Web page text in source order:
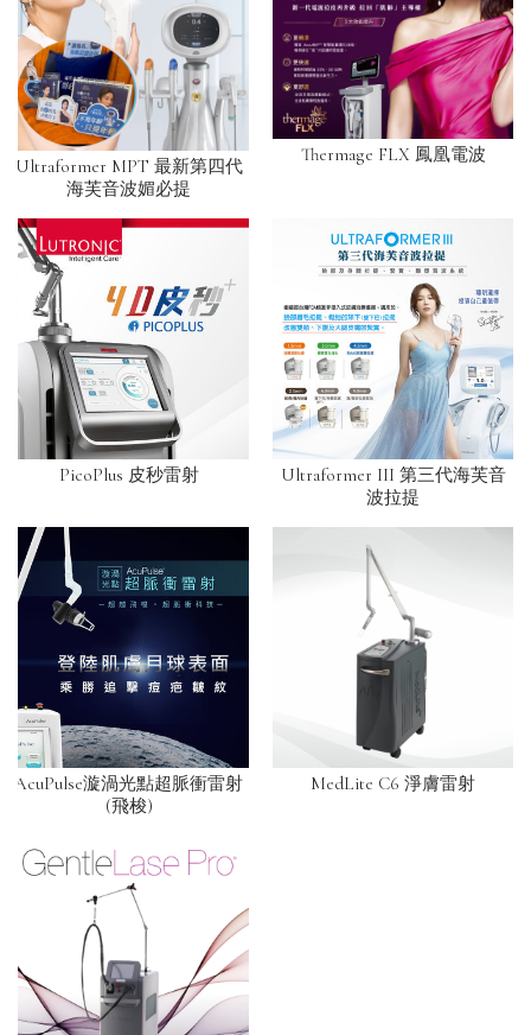
Ultraformer MPT 最新第四代
海芙音波媚必提
Thermage FLX 鳳凰電波
PicoPlus 皮秒雷射
Ultraformer III 第三代海芙音
波拉提
AcuPulse漩渦光點超脈衝雷射
(飛梭)
MedLite C6 淨膚雷射